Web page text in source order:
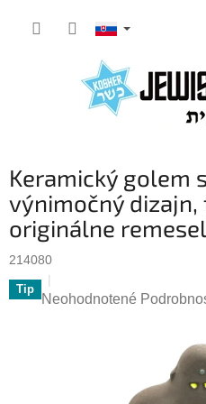
Keramický golem
výnimočný dizajn,
originálne
214080
Tip
Priemerné
Neohodnotené